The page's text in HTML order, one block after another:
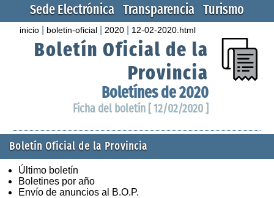
Sede Electrónica Transparencia Turismo
inicio boletin-oficial 2020 12-02-2020.html
Boletín Oficial de la
Provincia
Boletínes de 2020
Ficha del boletín [ 12/02/2020 ]
Boletín Oficial de la Provincia
Último boletín
Boletines por año
Envío de anuncios al B.O.P.